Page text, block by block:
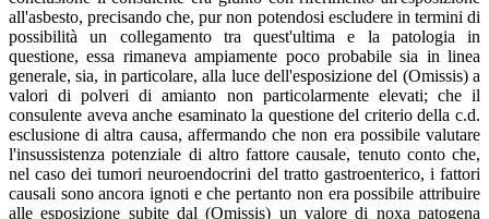
all'asbesto, precisando che, pur non potendosi escludere in termini di
possibilità un collegamento tra quest'ultima e la patologia in
questione, essa rimaneva ampiamente poco probabile sia in linea
generale, sia, in particolare, alla luce dell'esposizione del (Omissis) a
valori di polveri di amianto non particolarmente elevati; che il
consulente aveva anche esaminato la questione del criterio della c.d.
esclusione di altra causa, affermando che non era possibile valutare
l'insussistenza potenziale di altro fattore causale, tenuto conto che,
nel caso dei tumori neuroendocrini del tratto gastroenterico, i fattori
causali sono ancora ignoti e che pertanto non era possibile attribuire
alle esposizione subite dal (Omissis) un valore di noxa patogena